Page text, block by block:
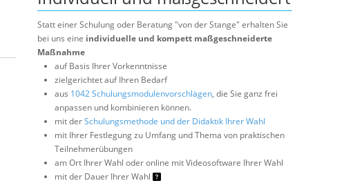
Statt einer Schulung oder Beratung "von der Stange" erhalten Sie
bei uns eine individuelle und kompett maßgeschneiderte
Maßnahme
auf Basis Ihrer Vorkenntnisse
zielgerichtet auf Ihren Bedarf
aus 1042 Schulungsmodulenvorschlägen, die Sie ganz frei
anpassen und kombinieren können.
mit derSchulungsmethode und der Didaktik Ihrer Wahl
mit Ihrer Festlegung zu Umfang und Thema von praktischen
Teilnehmerübungen
am Ort Ihrer Wahl oder online mit Videosoftware Ihrer Wahl
mit der Dauer Ihrer Wahl